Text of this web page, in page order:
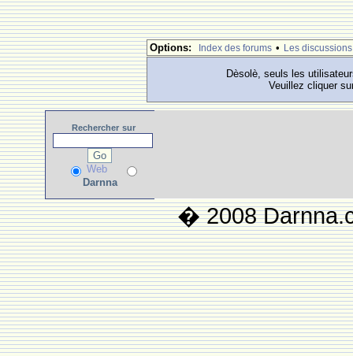
Options: Index des forums • Les discussions
Dèsolè, seuls les
Veuillez cliquer
Rechercher sur
Web
Darnna
� 2008